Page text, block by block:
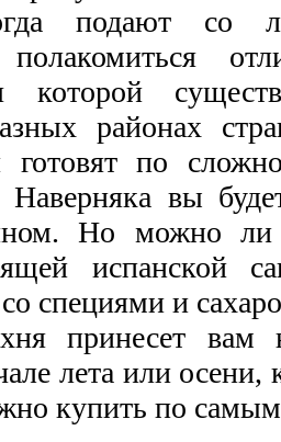
подают со
полакомиться
которой
районах
готовят по
Наверняка вы
Но можно ли
испанской
специями и
принесет вам
лета или осени,
купить по